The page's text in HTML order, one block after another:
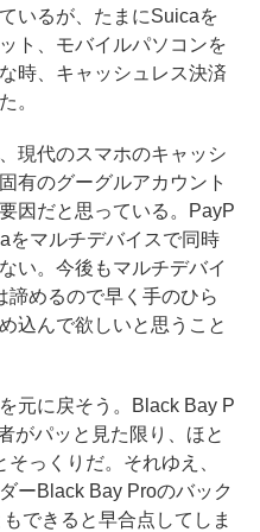
いるが、たまにSuicaを
ト、モバイルパソコンを
時、キャッシュレス決済
。
現代のスマホのキャッシ
有のグーグルアカウント
因だと思っている。PayP
をマルチデバイスで同時
い。今後もマルチデバイ
諦めるので早く手のひら
込んで欲しいと思うこと
元に戻そう。Black Bay P
がパッと見た限り、ほと
っくりだ。それゆえ、
ーBlack Bay Proのバック
できると早合点してしま